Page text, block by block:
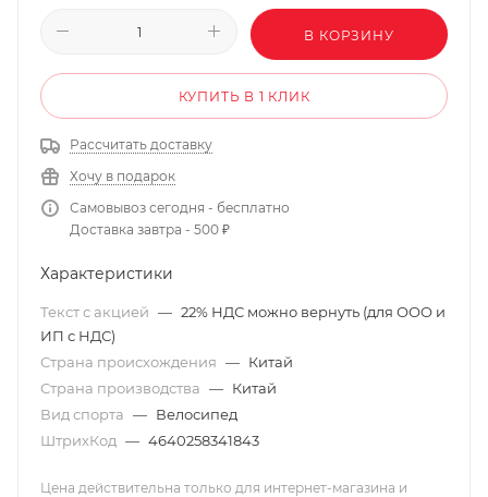
В КОРЗИНУ
КУПИТЬ В 1 КЛИК
Рассчитать доставку
Хочу в подарок
Самовывоз сегодня - бесплатно
Доставка завтра - 500 ₽
Характеристики
Текст с акцией — 22% НДС можно вернуть (для ООО и
ИП с НДС)
Страна происхождения — Китай
Страна производства — Китай
Вид спорта — Велосипед
ШтрихКод — 4640258341843
Цена действительна только для интернет-магазина и